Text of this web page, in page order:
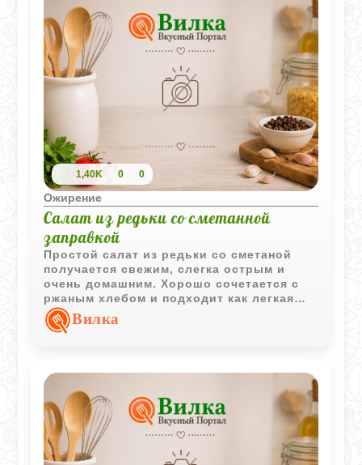
1,40K 0 0
Ожирение
Салат из редьки со сметанной
заправкой
Простой салат из редьки со сметаной
получается свежим, слегка острым и
очень домашним. Хорошо сочетается с
ржаным хлебом и подходит как легкая
закуска к горячим блюдам.
Вилка